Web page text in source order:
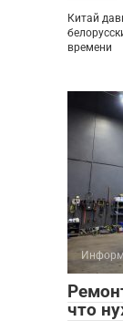
Китай
времени
что